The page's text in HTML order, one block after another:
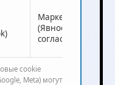
Маркетинговый
(Явное
согласие)
cookie
Meta) могут